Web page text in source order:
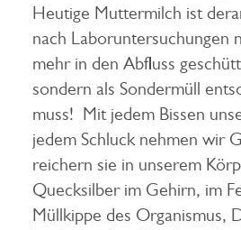
Heutige Muttermilch ist
nach Laboruntersuchungen
mehr in den Abfluss
sondern als Sondermüll
muss! Mit jedem Bissen
jedem Schluck nehmen wir
reichern sie in unserem
Quecksilber im Gehirn, im
Müllkippe des Organismus,